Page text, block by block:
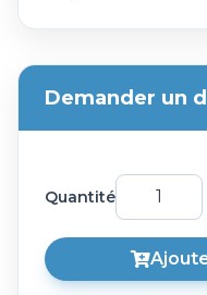
Demander un
Quantité